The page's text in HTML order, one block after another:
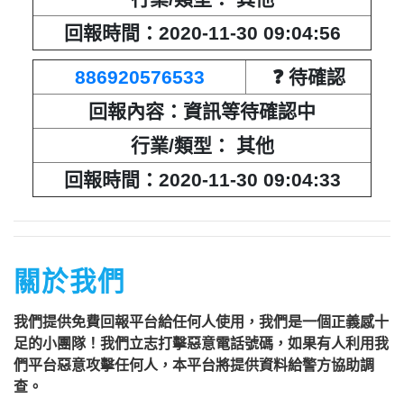
回報時間：2020-11-30 09:04:56
886920576533
❓ 待確認
回報內容：資訊等待確認中
行業/類型： 其他
回報時間：2020-11-30 09:04:33
關於我們
我們提供免費回報平台給任何人使用，我們是一個正義感十
足的小團隊！我們立志打擊惡意電話號碼，如果有人利用我
們平台惡意攻擊任何人，本平台將提供資料給警方協助調
查。